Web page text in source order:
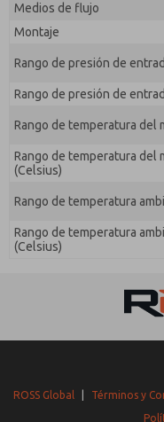
Medios de flujo
Montaje
Rango de presión de
Rango de presión de
Rango de temperatura del
Rango de temperatura del
(Celsius)
Rango de temperatura
Rango de temperatura
(Celsius)
ROSS Global Términos y